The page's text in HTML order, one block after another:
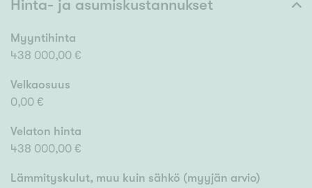
Hinta- ja asumiskustannukset
Myyntihinta
438 000,00 €
Velkaosuus
0,00 €
Velaton hinta
438 000,00 €
Lämmityskulut, muu kuin sähkö (myyjän arvio)